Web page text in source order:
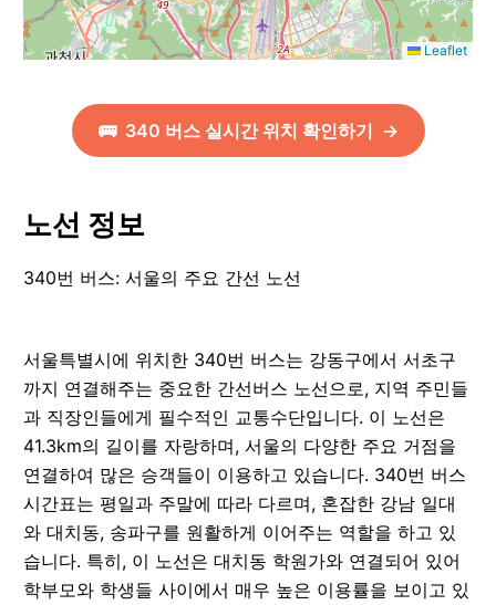
Leaflet
🚌 340 버스 실시간 위치 확인하기 →
노선 정보
340번 버스: 서울의 주요 간선 노선
서울특별시에 위치한 340번 버스는 강동구에서 서초구
까지 연결해주는 중요한 간선버스 노선으로, 지역 주민들
과 직장인들에게 필수적인 교통수단입니다. 이 노선은
41.3km의 길이를 자랑하며, 서울의 다양한 주요 거점을
연결하여 많은 승객들이 이용하고 있습니다. 340번 버스
시간표는 평일과 주말에 따라 다르며, 혼잡한 강남 일대
와 대치동, 송파구를 원활하게 이어주는 역할을 하고 있
습니다. 특히, 이 노선은 대치동 학원가와 연결되어 있어
학부모와 학생들 사이에서 매우 높은 이용률을 보이고 있